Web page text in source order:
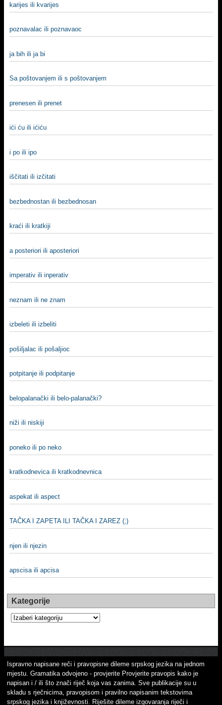
karijes ili kvarijes
poznavalac ili poznavaoc
ja bih ili ja bi
Sa poštovanjem ili s poštovanjem
prenesen ili prenet
ići ću ili ićiću
i po ili ipo
iščitati ili izčitati
bezbednostan ili bezbednosan
kraći ili kratkiji
a posteriori ili aposteriori
imperativ ili inperativ
neznam ili ne znam
izbeleti ili izbeliti
pošiljalac ili pošaljioc
potpitanje ili podpitanje
belopalanački ili belo-palanački?
niži ili niskiji
poneko ili po neko
kratkodnevica ili kratkodnevnica
aspekat ili aspect
TAČKA I ZAPETA ILI TAČKA I ZAREZ (;)
njen ili njezin
apscisa ili apcisa
Kategorije
Kategorije
Ispravno napisane reči i pravopisne dileme srpskog jezika na jednom
mjestu. Gramatika odvojeno - provjerite Provjerite pravopis kako je
napisan i / ili što znači riječ koja vas zanima. Sve publikacije su u
skladu s rječnicima, pravopisom i pravilno napisanim tekstovima
srpskog jezika i književnosti. Riješite dileme izgovaranja riječi i